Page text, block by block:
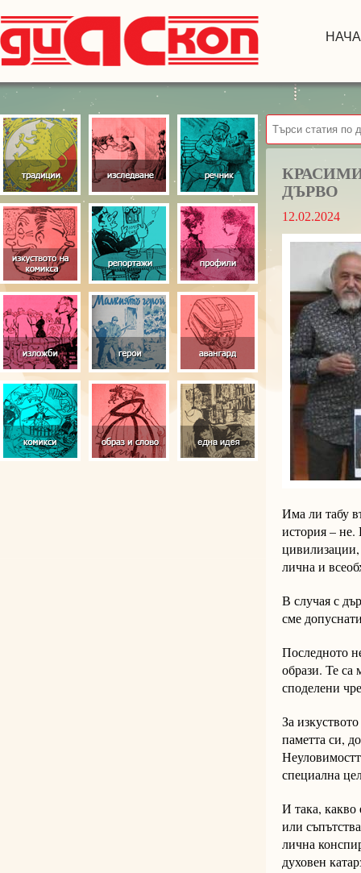
ДЪРВО
12.02.2024
Има ли табу
история – не.
цивилизации,
лична и
В случая с
сме
Последното
образи. Те са
споделени
За
паметта си,
специална
И така,
или
лична
духовен